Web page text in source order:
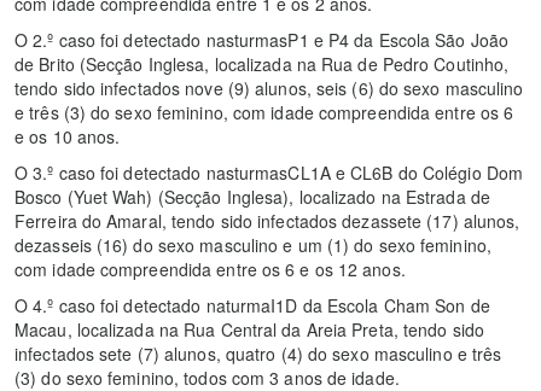
O 2.º caso foi detectado nasturmasP1 e P4 da Escola São João
de Brito (Secção Inglesa, localizada na Rua de Pedro Coutinho,
tendo sido infectados nove (9) alunos, seis (6) do sexo masculino
e três (3) do sexo feminino, com idade compreendida entre os 6
e os 10 anos.
O 3.º caso foi detectado nasturmasCL1A e CL6B do Colégio Dom
Bosco (Yuet Wah) (Secção Inglesa), localizado na Estrada de
Ferreira do Amaral, tendo sido infectados dezassete (17) alunos,
dezasseis (16) do sexo masculino e um (1) do sexo feminino,
com idade compreendida entre os 6 e os 12 anos.
O 4.º caso foi detectado naturmaI1D da Escola Cham Son de
Macau, localizada na Rua Central da Areia Preta, tendo sido
infectados sete (7) alunos, quatro (4) do sexo masculino e três
(3) do sexo feminino, todos com 3 anos de idade.